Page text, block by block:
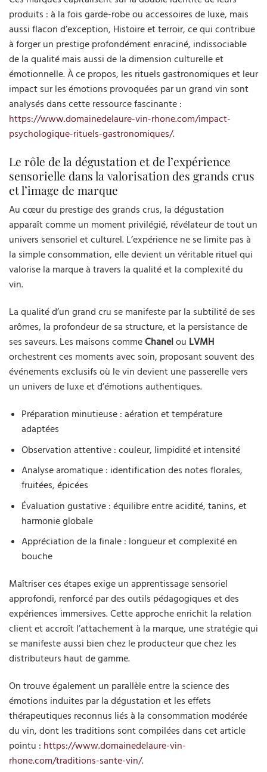
produits : à la fois garde-robe ou accessoires de luxe, mais
aussi flacon d’exception, Histoire et terroir, ce qui contribue
à forger un prestige profondément enraciné, indissociable
de la qualité mais aussi de la dimension culturelle et
émotionnelle. À ce propos, les rituels gastronomiques et leur
impact sur les émotions provoquées par un grand vin sont
analysés dans cette ressource fascinante :
https://www.domainedelaure-vin-rhone.com/impact-
psychologique-rituels-gastronomiques/.
Le rôle de la dégustation et de l’expérience
sensorielle dans la valorisation des grands crus
et l’image de marque
Au cœur du prestige des grands crus, la dégustation
apparaît comme un moment privilégié, révélateur de tout un
univers sensoriel et culturel. L’expérience ne se limite pas à
la simple consommation, elle devient un véritable rituel qui
valorise la marque à travers la qualité et la complexité du
vin.
La qualité d’un grand cru se manifeste par la subtilité de ses
arômes, la profondeur de sa structure, et la persistance de
ses saveurs. Les maisons commeChanelou LVMH
orchestrent ces moments avec soin, proposant souvent des
événements exclusifs où le vin devient une passerelle vers
un univers de luxe et d’émotions authentiques.
Préparation minutieuse : aération et température
adaptées
Observation attentive : couleur, limpidité et intensité
Analyse aromatique : identification des notes florales,
fruitées, épicées
Évaluation gustative : équilibre entre acidité, tanins, et
harmonie globale
Appréciation de la finale : longueur et complexité en
bouche
Maîtriser ces étapes exige un apprentissage sensoriel
approfondi, renforcé par des outils pédagogiques et des
expériences immersives. Cette approche enrichit la relation
client et accroît l’attachement à la marque, une stratégie qui
se manifeste aussi bien chez le producteur que chez les
distributeurs haut de gamme.
On trouve également un parallèle entre la science des
émotions induites par la dégustation et les effets
thérapeutiques reconnus liés à la consommation modérée
du vin, dont les traditions sont compilées dans cet article
pointu : https://www.domainedelaure-vin-
rhone.com/traditions-sante-vin/.